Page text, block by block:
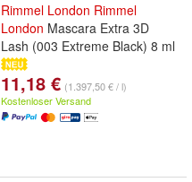
Rimmel London Rimmel
London Mascara Extra 3D
Lash (003 Extreme Black) 8 ml
11,18 € (1.397,50 € / l)
Kostenloser Versand